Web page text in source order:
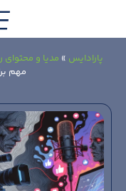
پارادایس » مدیا و محتوای
مهم